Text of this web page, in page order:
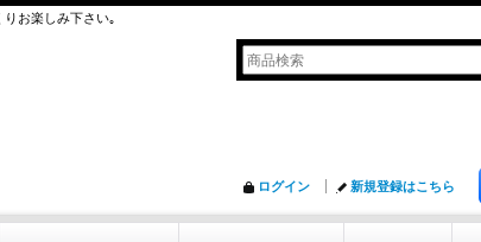
お楽しみ下さい｡
ログイン 新規登録はこちら